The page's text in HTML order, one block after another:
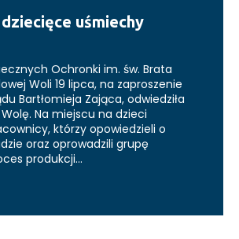
uśmiechy
Ochronki im. św. Brata
Woli 19 lipca, na zaproszenie
Bartłomieja Zająca, odwiedziła
Na miejscu na dzieci
którzy opowiedzieli o
oraz oprowadzili grupę
produkcji…